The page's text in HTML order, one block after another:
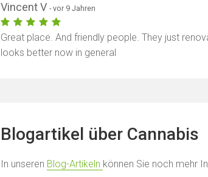
Vincent V- vor 9 Jahren
Great place. And friendly people. They just
looks better now in general
Blogartikel über Cannabis
In unseren Blog-Artikeln können Sie noch mehr